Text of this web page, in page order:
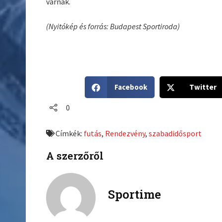
(Nyitókép és forrás: Budapest Sportiroda)
h
o
f
b
Facebook
h
o
Twitter
0
Címkék: futás, Rendezvény,szabadidősport
A szerzőről
Sportime